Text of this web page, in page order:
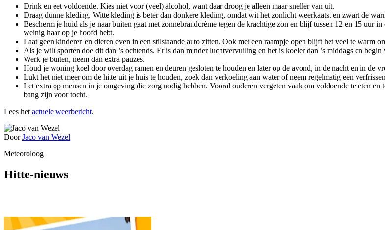
Drink en eet voldoende. Kies niet voor (veel) alcohol, want daar droog je alleen maar sneller van uit.
Draag dunne kleding. Witte kleding is beter dan donkere kleding, omdat wit het zonlicht weerkaatst en zwart de
Bescherm je huid als je naar buiten gaat met zonnebrandcrème tegen de krachtige zon en blijf tussen 12 en 15 uur
weinig haar op je hoofd hebt.
Laat geen kinderen en dieren even in een stilstaande auto zitten. Ook met een raampje open blijft het veel te warm
Als je wilt sporten doe dit dan ’s ochtends. Er is dan minder luchtvervuiling en het is koeler dan ’s middags en begin
Werk je buiten, neem dan extra pauzes.
Houd je woning koel door overdag ramen en deuren gesloten te houden en later op de avond, in de nacht en in de
Lukt het niet meer om de hitte uit je huis te houden, zoek dan verkoeling aan water of neem regelmatig een
Let extra op mensen in je omgeving die zorg nodig hebben. Vooral ouderen vergeten vaak om voldoende te eten
bang zijn voor tocht.
Lees het actuele weerbericht.
DoorJaco van Wezel
Meteoroloog
Hitte-nieuws